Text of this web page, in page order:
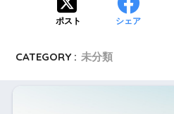
ポスト シェア
CATEGORY : 未分類